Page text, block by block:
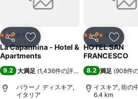
シェア お気に入りに追加
3 ホテルのランク
ホテル
La Capannina - Hotel &
Apartments
9.2 大満足 (1,436件の評価
バラーノ ディスキア,
イタリア
シェア お気
4 ホテルのランク
ホテル
HOTEL SAN
FRANCESCO
8.2 満足 (908件
イスキア, 街の
6.4 km